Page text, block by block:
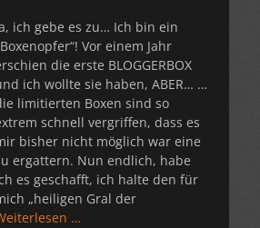
ich gebe es zu… Ich bin ein
Vor einem Jahr
die erste BLOGGERBOX
ich wollte sie haben, ABER… …
limitierten Boxen sind so
schnell vergriffen, dass es
bisher nicht möglich war eine
ergattern. Nun endlich, habe
es geschafft, ich halte den für
„heiligen Gral der
…